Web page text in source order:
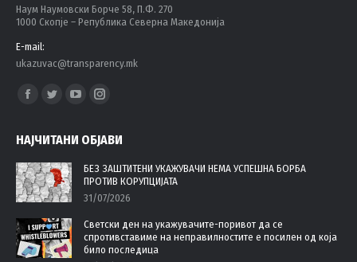
Наум Наумовски Борче 58, П.Ф. 270
1000 Скопје – Република Северна Македонија
E-mail:
ukazuvac@transparency.mk
Find us on:
Facebook
opens
in
new
window
Twitter
opens
in
new
window
YouTube
opens
new
window
Instagram
opens
in
new
window
НАЈЧИТАНИ ОБЈАВИ
БЕЗ ЗАШТИТЕНИ УКАЖУВАЧИ НЕМА УСПЕШНА БОРБА
ПРОТИВ КОРУПЦИЈАТА
31/07/2026
Светски ден на укажувачите-поривот да се
спротивставиме на неправилностите е посилен од која
било последица